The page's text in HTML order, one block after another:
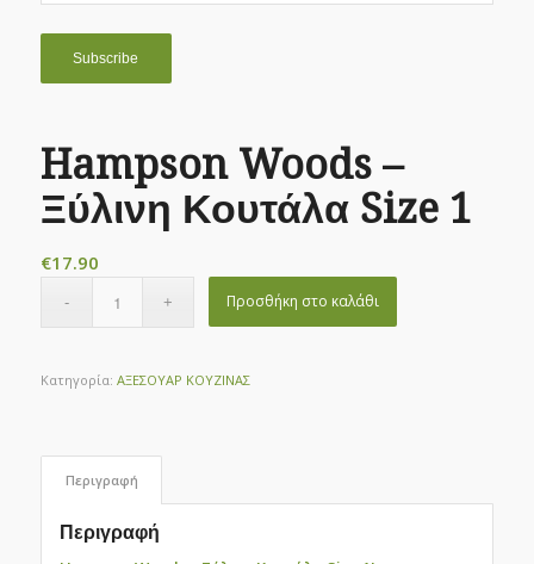
Hampson Woods –
Ξύλινη Κουτάλα Size 1
€17.90
Προσθήκη στο καλάθι
Κατηγορία: ΑΞΕΣΟΥΑΡ ΚΟΥΖΙΝΑΣ
Περιγραφή
Περιγραφή